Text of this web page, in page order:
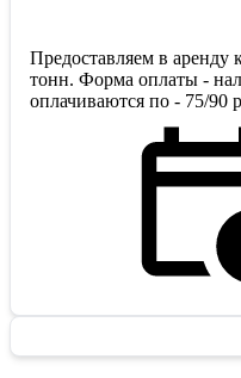
Предоставляем в аренду
тонн. Форма оплаты -
оплачиваются по - 75/90